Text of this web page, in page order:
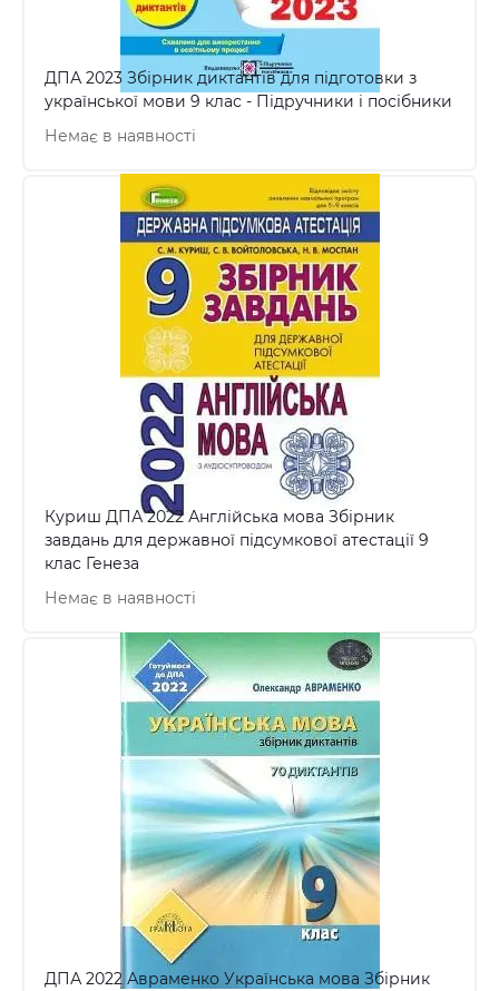
ДПА 2023 Збірник диктантів для підготовки з
української мови 9 клас - Підручники і посібники
Немає в наявності
Куриш ДПА 2022 Англійська мова Збірник
завдань для державної підсумкової атестації 9
клас Генеза
Немає в наявності
ДПА 2022 Авраменко Українська мова Збірник